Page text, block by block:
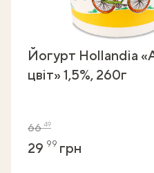
Йогурт Hollandia
цвіт» 1,5%, 260г
6649
29 99 грн